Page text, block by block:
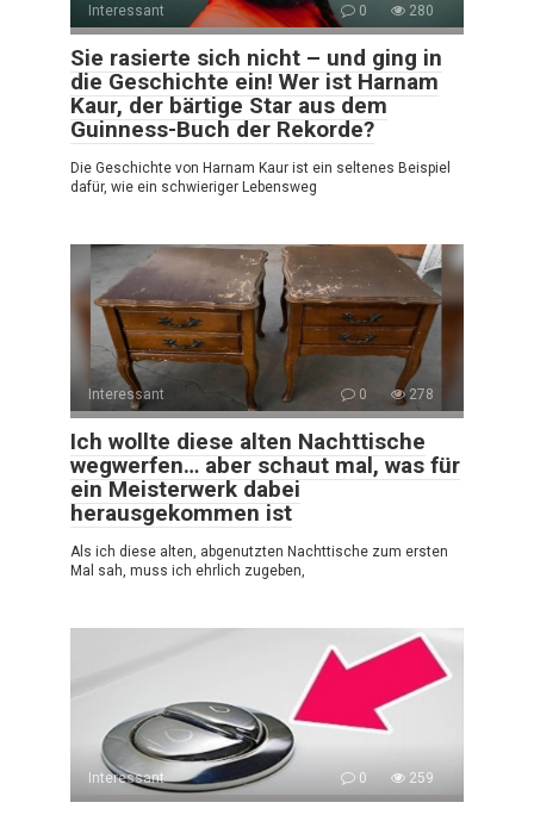
Interessant 0 280
Sie rasierte sich nicht – und ging in
die Geschichte ein! Wer ist Harnam
Kaur, der bärtige Star aus dem
Guinness-Buch der Rekorde?
Die Geschichte von Harnam Kaur ist ein seltenes Beispiel
dafür, wie ein schwieriger Lebensweg
Interessant 0 278
Ich wollte diese alten Nachttische
wegwerfen… aber schaut mal, was für
ein Meisterwerk dabei
herausgekommen ist
Als ich diese alten, abgenutzten Nachttische zum ersten
Mal sah, muss ich ehrlich zugeben,
Interessant 0 259